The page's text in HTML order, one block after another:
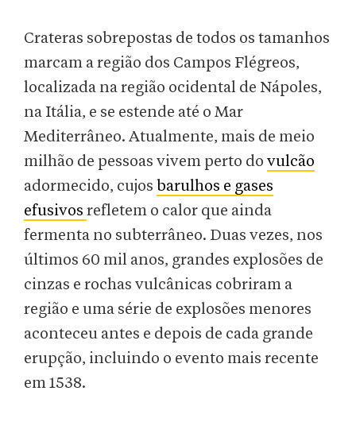
Crateras sobrepostas de todos os tamanhos
marcam a região dos Campos Flégreos,
localizada na região ocidental de Nápoles,
na Itália, e se estende até o Mar
Mediterrâneo. Atualmente, mais de meio
milhão de pessoas vivem perto do vulcão
adormecido, cujos barulhos e gases
efusivos refletem o calor que ainda
fermenta no subterrâneo. Duas vezes, nos
últimos 60 mil anos, grandes explosões de
cinzas e rochas vulcânicas cobriram a
região e uma série de explosões menores
aconteceu antes e depois de cada grande
erupção, incluindo o evento mais recente
em 1538.